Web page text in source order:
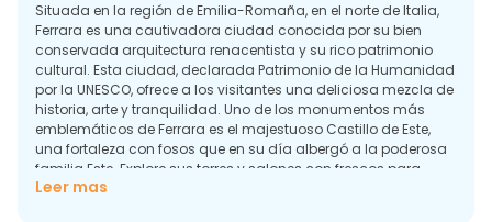
Situada en la región de Emilia-Romaña, en el norte de Italia,
Ferrara es una cautivadora ciudad conocida por su bien
conservada arquitectura renacentista y su rico patrimonio
cultural. Esta ciudad, declarada Patrimonio de la Humanidad
por la UNESCO, ofrece a los visitantes una deliciosa mezcla de
historia, arte y tranquilidad. Uno de los monumentos más
emblemáticos de Ferrara es el majestuoso Castillo de Este,
una fortaleza con fosos que en su día albergó a la poderosa
familia Este. Explore sus torres y salones con frescos para
echar un vistazo al noble pasado de la ciudad.
Leer mas